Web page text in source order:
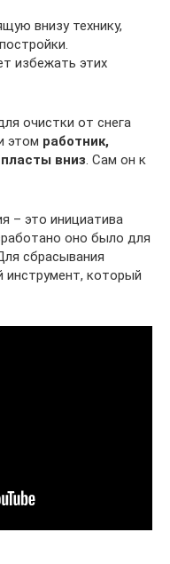
внизу технику,
избежать этих
очистки от снега
этом работник,
вниз. Сам он к
– это инициатива
оно было для
сбрасывания
инструмент, который